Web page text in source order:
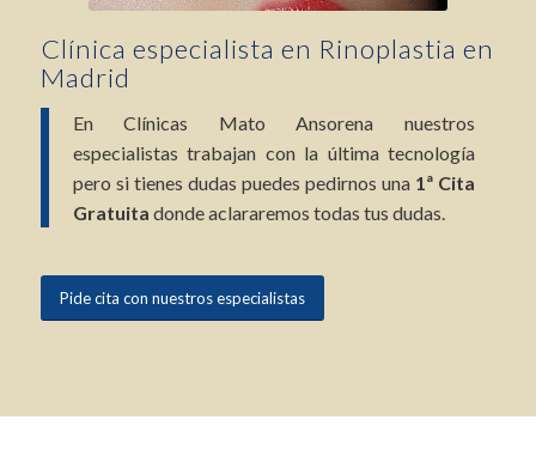
Clínica especialista en Rinoplastia en
Madrid
En Clínicas Mato Ansorena nuestros
especialistas trabajan con la última tecnología
pero si tienes dudas puedes pedirnos una 1ª Cita
Gratuita donde aclararemos todas tus dudas.
Pide cita con nuestros especialistas